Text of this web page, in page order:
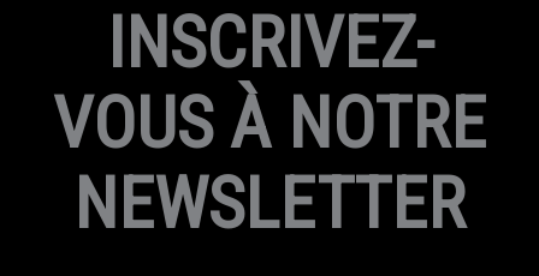
INSCRIVEZ-
VOUS À NOTRE
NEWSLETTER